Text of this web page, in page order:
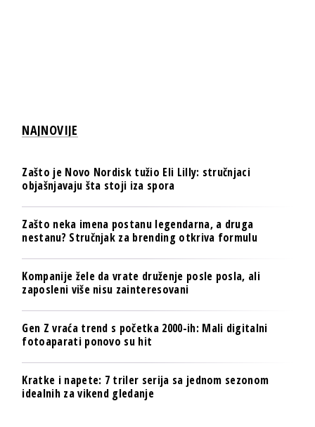
NAJNOVIJE
Zašto je Novo Nordisk tužio Eli Lilly: stručnjaci
objašnjavaju šta stoji iza spora
Zašto neka imena postanu legendarna, a druga
nestanu? Stručnjak za brending otkriva formulu
Kompanije žele da vrate druženje posle posla, ali
zaposleni više nisu zainteresovani
Gen Z vraća trend s početka 2000-ih: Mali digitalni
fotoaparati ponovo su hit
Kratke i napete: 7 triler serija sa jednom sezonom
idealnih za vikend gledanje